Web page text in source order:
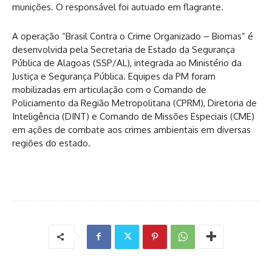
munições. O responsável foi autuado em flagrante.
A operação “Brasil Contra o Crime Organizado – Biomas” é
desenvolvida pela Secretaria de Estado da Segurança
Pública de Alagoas (SSP/AL), integrada ao Ministério da
Justiça e Segurança Pública. Equipes da PM foram
mobilizadas em articulação com o Comando de
Policiamento da Região Metropolitana (CPRM), Diretoria de
Inteligência (DINT) e Comando de Missões Especiais (CME)
em ações de combate aos crimes ambientais em diversas
regiões do estado.